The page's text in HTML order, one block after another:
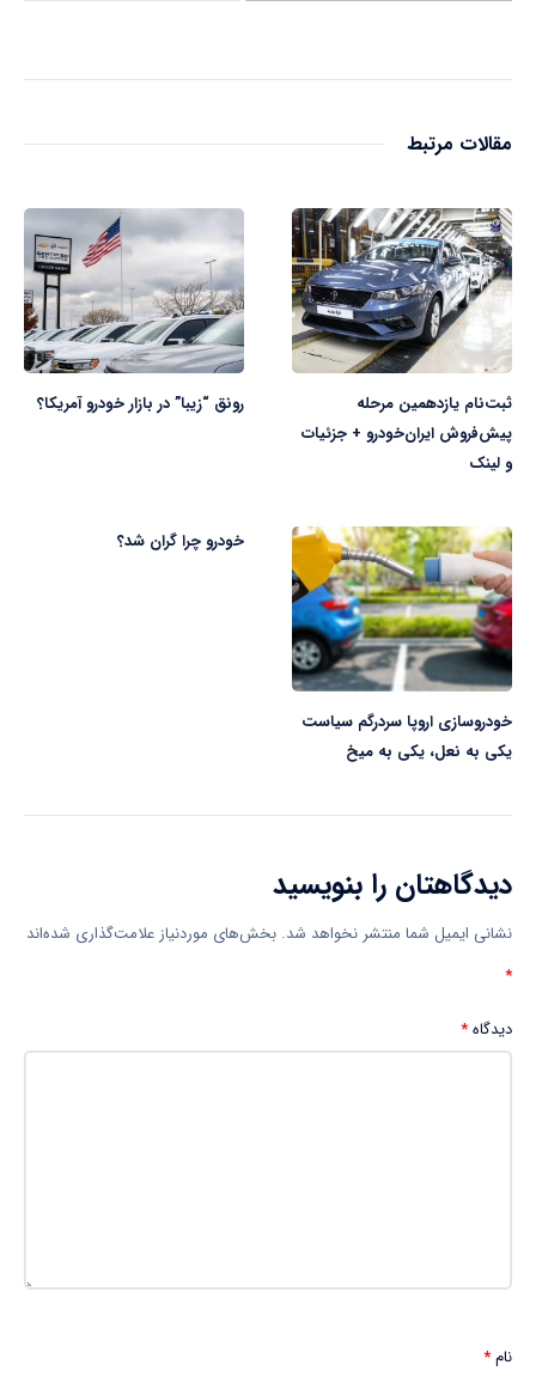
مقالات مرتبط
ثبت‌نام یازدهمین مرحله
پیش‌فروش ایران‌خودرو + جزئیات
و لینک
رونق “زیبا” در بازار خودرو آمریکا؟
خودروسازی اروپا سردرگم سیاست
یکی به نعل، یکی به میخ
خودرو چرا گران شد؟
دیدگاهتان را بنویسید
نشانی ایمیل شما منتشر نخواهد شد. بخش‌های موردنیاز علامت‌گذاری شده‌اند
*
دیدگاه*
نام*